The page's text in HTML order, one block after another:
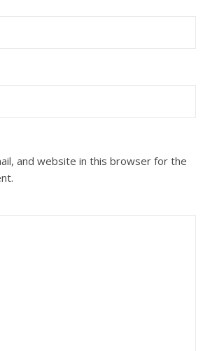
and website in this browser for the